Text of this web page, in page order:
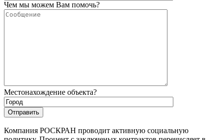
Чем мы можем Вам помочь?
Местонахождение объекта?
Компания РОСКРАН проводит активную социальную